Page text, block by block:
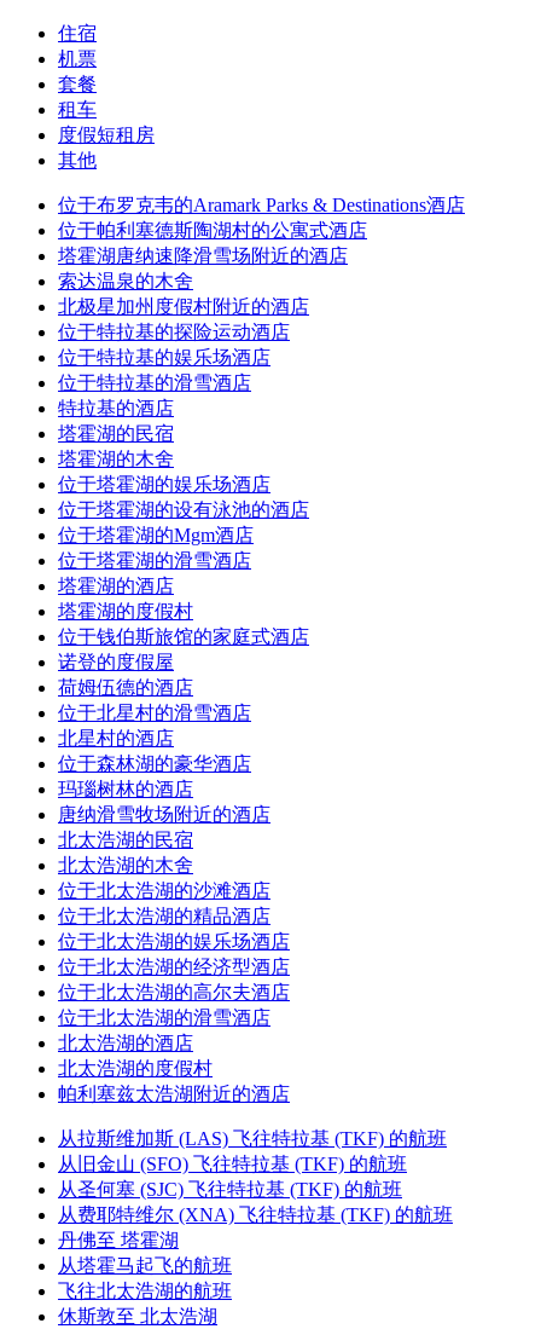
住宿
机票
套餐
租车
度假短租房
其他
位于布罗克韦的Aramark Parks & Destinations酒店
位于帕利塞德斯陶湖村的公寓式酒店
塔霍湖唐纳速降滑雪场附近的酒店
索达温泉的木舍
北极星加州度假村附近的酒店
位于特拉基的探险运动酒店
位于特拉基的娱乐场酒店
位于特拉基的滑雪酒店
特拉基的酒店
塔霍湖的民宿
塔霍湖的木舍
位于塔霍湖的娱乐场酒店
位于塔霍湖的设有泳池的酒店
位于塔霍湖的Mgm酒店
位于塔霍湖的滑雪酒店
塔霍湖的酒店
塔霍湖的度假村
位于钱伯斯旅馆的家庭式酒店
诺登的度假屋
荷姆伍德的酒店
位于北星村的滑雪酒店
北星村的酒店
位于森林湖的豪华酒店
玛瑙树林的酒店
唐纳滑雪牧场附近的酒店
北太浩湖的民宿
北太浩湖的木舍
位于北太浩湖的沙滩酒店
位于北太浩湖的精品酒店
位于北太浩湖的娱乐场酒店
位于北太浩湖的经济型酒店
位于北太浩湖的高尔夫酒店
位于北太浩湖的滑雪酒店
北太浩湖的酒店
北太浩湖的度假村
帕利塞兹太浩湖附近的酒店
从拉斯维加斯 (LAS) 飞往特拉基 (TKF) 的航班
从旧金山 (SFO) 飞往特拉基 (TKF) 的航班
从圣何塞 (SJC) 飞往特拉基 (TKF) 的航班
从费耶特维尔 (XNA) 飞往特拉基 (TKF) 的航班
丹佛至 塔霍湖
从塔霍马起飞的航班
飞往北太浩湖的航班
休斯敦至 北太浩湖